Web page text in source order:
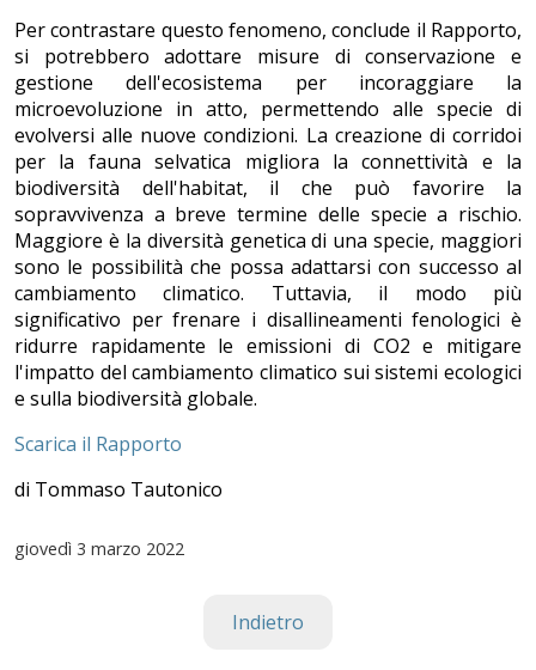
Per contrastare questo fenomeno, conclude il Rapporto,
si potrebbero adottare misure di conservazione e
gestione dell'ecosistema per incoraggiare la
microevoluzione in atto, permettendo alle specie di
evolversi alle nuove condizioni. La creazione di corridoi
per la fauna selvatica migliora la connettività e la
biodiversità dell'habitat, il che può favorire la
sopravvivenza a breve termine delle specie a rischio.
Maggiore è la diversità genetica di una specie, maggiori
sono le possibilità che possa adattarsi con successo al
cambiamento climatico. Tuttavia, il modo più
significativo per frenare i disallineamenti fenologici è
ridurre rapidamente le emissioni di CO2 e mitigare
l'impatto del cambiamento climatico sui sistemi ecologici
e sulla biodiversità globale.
Scarica il Rapporto
di Tommaso Tautonico
giovedì 3 marzo 2022
Indietro